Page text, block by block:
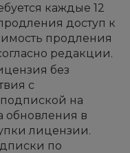
каждые 12
доступ к
продления
редакции.
без
с
на
обновления в
лицензии.
по